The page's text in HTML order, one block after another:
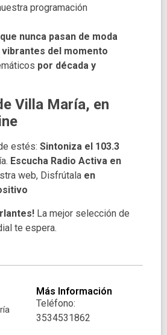
programación
que nunca pasan de moda
vibrantes del momento
por década y
Villa María, en
estés: Sintoniza el 103.3
Escucha Radio Activa en
web, Disfrútala en
La mejor selección de
te espera.
Más Información
Teléfono:
3534531862